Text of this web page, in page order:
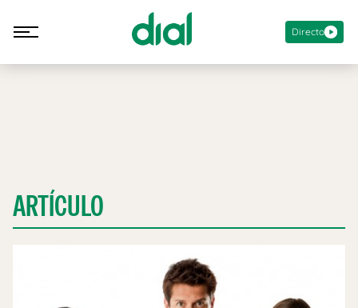
Directo
ARTÍCULO